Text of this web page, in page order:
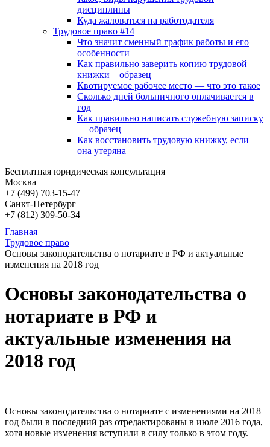
дисциплины
Куда жаловаться на работодателя
Трудовое право #14
Что значит сменный график работы и его
особенности
Как правильно заверить копию трудовой
книжки – образец
Квотируемое рабочее место — что это такое
Сколько дней больничного оплачивается в
год
Как правильно написать служебную записку
— образец
Как восстановить трудовую книжку, если
она утеряна
Бесплатная юридическая консультация
Москва
+7 (499) 703-15-47
Санкт-Петербург
+7 (812) 309-50-34
Главная
Трудовое право
Основы законодательства о нотариате в РФ и актуальные
изменения на 2018 год
Основы законодательства о
нотариате в РФ и
актуальные изменения на
2018 год
Основы законодательства о нотариате с изменениями на 2018
год были в последний раз отредактированы в июле 2016 года,
хотя новые изменения вступили в силу только в этом году.